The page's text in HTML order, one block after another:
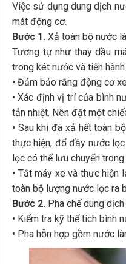
Việc sử dụng dung dịch
mát động cơ.
Bước 1. Xả toàn bộ nước
Tương tự như thay dầu
trong két nước và tiến
• Đảm bảo rằng động cơ
• Xác định vị trí của bình
tản nhiệt. Nên đặt một
• Sau khi đã xả hết toàn
thực hiện, đổ đầy nước
lọc có thể lưu chuyển
• Tắt máy xe và thực
toàn bộ lượng nước lọc ra
Bước 2. Pha chế dung
• Kiểm tra kỹ thể tích bình
• Pha hỗn hợp gồm nước